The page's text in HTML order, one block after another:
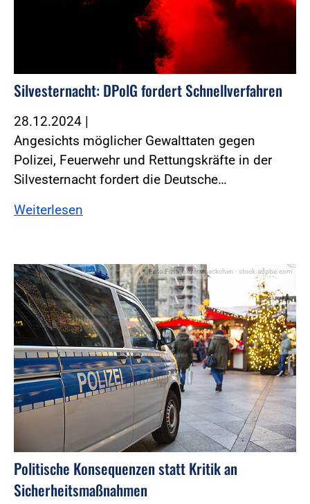
Silvesternacht: DPolG fordert Schnellverfahren
28.12.2024 |
Angesichts möglicher Gewalttaten gegen
Polizei, Feuerwehr und Rettungskräfte in der
Silvesternacht fordert die Deutsche…
Weiterlesen
Foto:Foto: bilderstoeckchen - stock.adobe.com
Politische Konsequenzen statt Kritik an
Sicherheitsmaßnahmen